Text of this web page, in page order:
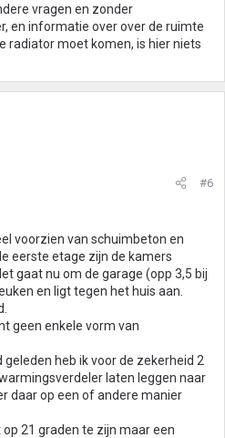
vragen en zonder
en informatie over over de ruimte
radiator moet komen, is hier niets
#6
voorzien van schuimbeton en
eerste etage zijn de kamers
gaat nu om de garage (opp 3,5 bij
en ligt tegen het huis aan.
geen enkele vorm van
heb ik voor de zekerheid 2
laten leggen naar
daar op een of andere manier
21 graden te zijn maar een